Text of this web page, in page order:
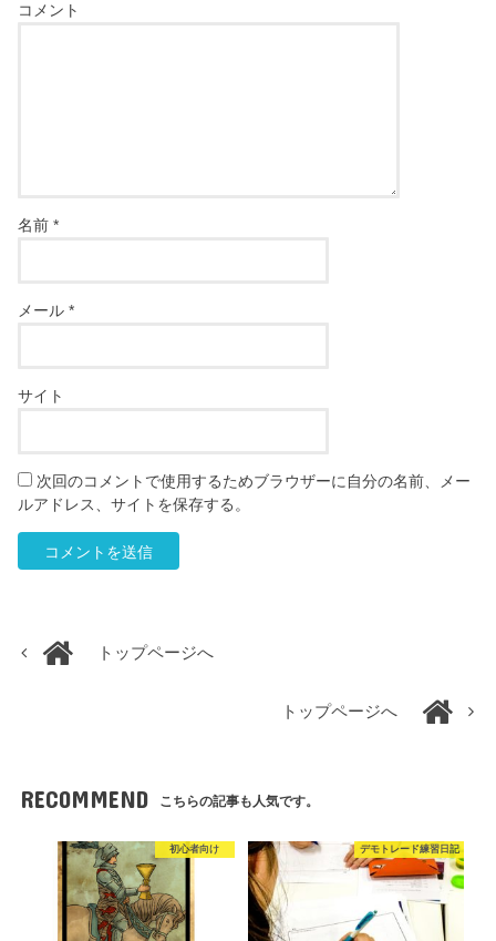
コメント
名前*
メール*
サイト
次回のコメントで使用するためブラウザーに自分の名前、メー
ルアドレス、サイトを保存する。
トップページへ
トップページへ
RECOMMEND こちらの記事も人気です。
初心者向け デモトレード練習日記